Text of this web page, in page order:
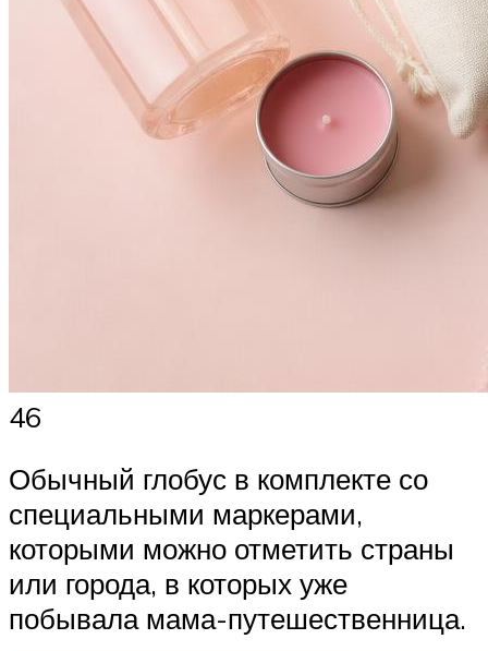
46
Обычный глобус в комплекте со
специальными маркерами,
которыми можно отметить страны
или города, в которых уже
побывала мама-путешественница.